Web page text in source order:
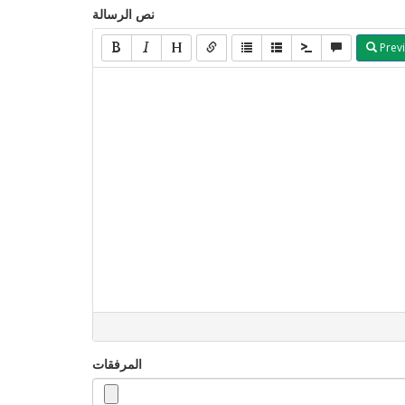
نص الرسالة
المرفقات